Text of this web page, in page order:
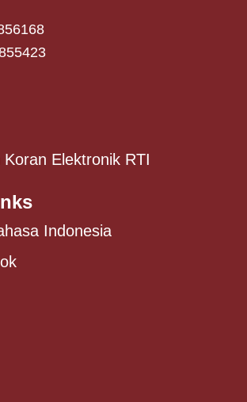
Elektronik RTI
Indonesia